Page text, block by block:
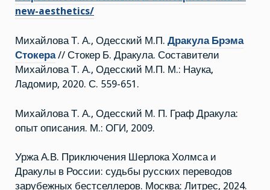
new-aesthetics/
Михайлова Т. А., Одесский М.П. Дракула Брэма
Стокера// Стокер Б. Дракула. Составители
Михайлова Т. А., Одесский М.П. М.: Наука,
Ладомир, 2020. С. 559-651.
Михайлова Т. А., Одесский М. П. Граф Дракула:
опыт описания. М.: ОГИ, 2009.
Уржа А.В. Приключения Шерлока Холмса и
Дракулы в России: судьбы русских переводов
зарубежных бестселлеров. Москва: Литрес, 2024.